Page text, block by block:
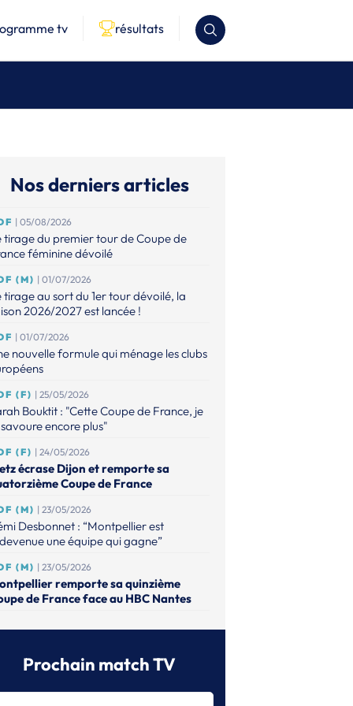
tv résultats
Nos derniers articles
| 05/08/2026
tirage du premier tour de Coupe de
féminine dévoilé
(M) | 01/07/2026
tirage au sort du 1er tour dévoilé, la
2026/2027 est lancée !
| 01/07/2026
nouvelle formule qui ménage les clubs
(F) | 25/05/2026
Bouktit : "Cette Coupe de France, je
encore plus"
(F) | 24/05/2026
écrase Dijon et remporte sa
Coupe de France
(M) | 23/05/2026
Desbonnet : “Montpellier est
une équipe qui gagne”
(M) | 23/05/2026
remporte sa quinzième
de France face au HBC Nantes
(M) | 15/04/2026
Prochain match TV